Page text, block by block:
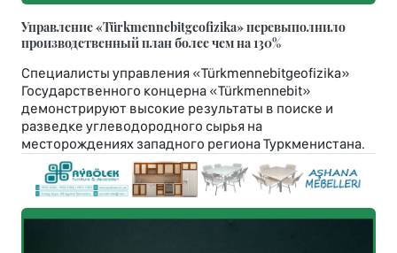
Управление «Türkmennebitgeofizika» перевыполнило
производственный план более чем на 130%
Специалисты управления «Türkmennebitgeofizika»
Государственного концерна «Türkmennebit»
демонстрируют высокие результаты в поиске и
разведке углеводородного сырья на
месторождениях западного региона Туркменистана.